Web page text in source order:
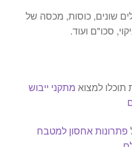
שונים, כוסות, מכסה של
סכו"ם ועוד.
תוכלו למצוא מתקני ייבוש
פתרונות אחסון למטבח